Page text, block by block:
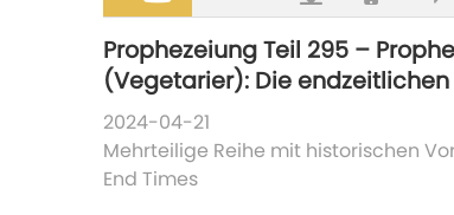
Prophezeiung Teil 295 –
(Vegetarier): Die
2024-04-21
Mehrteilige Reihe mit historischen
End Times